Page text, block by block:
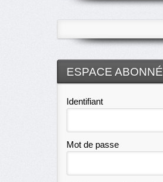
ESPACE ABONNÉ
Identifiant
Mot de passe